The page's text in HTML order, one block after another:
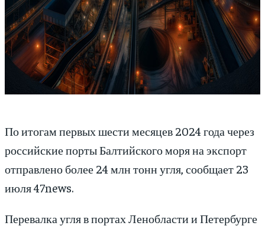
По итогам первых шести месяцев 2024 года через
российские порты Балтийского моря на экспорт
отправлено более 24 млн тонн угля, сообщает 23
июля 47news.
Перевалка угля в портах Ленобласти и Петербурге